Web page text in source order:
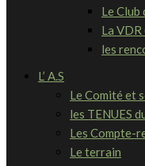
Le Club
La VDR
les
L’ A.S
Le Comité et
les TENUES
Les Compte-
Le terrain